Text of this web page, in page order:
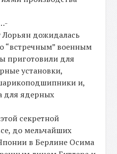
дожидалась
“встречным” военным
приготовили для
установки,
и,
для ядерных
секретной
до мельчайших
в Берлине Осима